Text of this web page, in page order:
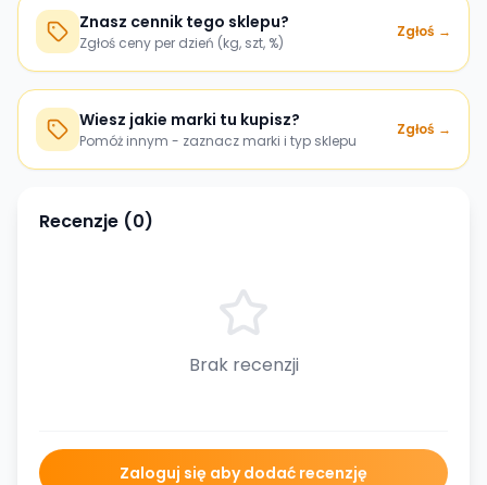
Znasz cennik tego sklepu?
Zgłoś ceny per dzień (kg, szt, %)
Zgłoś →
Wiesz jakie marki tu kupisz?
Pomóż innym - zaznacz marki i typ sklepu
Zgłoś →
Recenzje (0)
Brak recenzji
Zaloguj się aby dodać recenzję